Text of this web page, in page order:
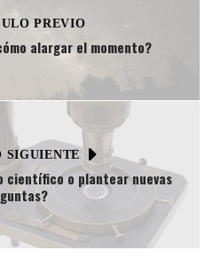
PREVIO
alargar el momento?
SIGUIENTE
científico o plantear nuevas